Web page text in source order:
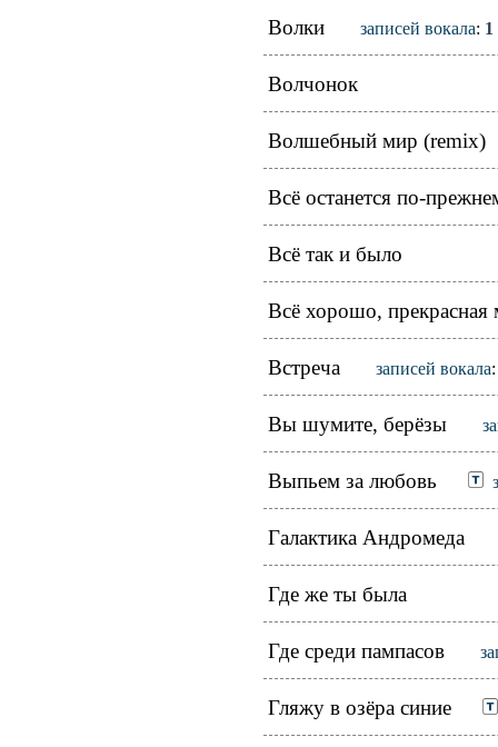
Волки записей вокала: 1
Волчонок
Волшебный мир (remix)
Всё останется по-
Всё так и было
Всё хорошо, прекрасная
Встреча записей вокала
Вы шумите, берёзы
Выпьем за любовь
Галактика Андромеда
Где же ты была
Где среди пампасов
Гляжу в озёра синие